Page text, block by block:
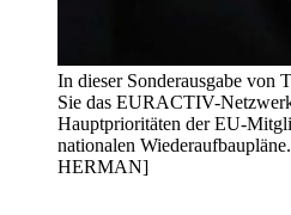
In dieser Sonderausgabe von
Sie das EURACTIV-
Hauptprioritäten der EU-
nationalen
HERMAN]